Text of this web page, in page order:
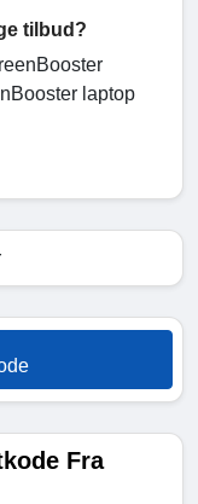
tilbud?
laptop
Fra